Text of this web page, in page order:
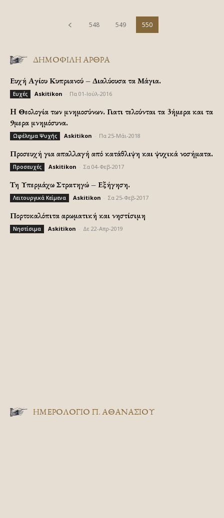
548 549 550
ΔΗΜΟΦΙΛΗ ΑΡΘΡΑ
Ευχή Αγίου Κυπριανού – Διαλύουσα τα Μάγια.
Ευχές Askitikon Πα 01-Ιούλ-2016
H Θεολογία των μνημοσύνων. Γιατι τελούνται τα 3ήμερα και τα
9μερα μνημόσυνα.
Ωφέλημα Ψυχής Askitikon Πα 25-Μάι-2018
Προσευχή για απαλλαγή από κατάθλιψη και ψυχικά νοσήματα.
Προσευχές Askitikon Σα 04-Φεβ-2017
Τη Υπερμάχω Στρατηγώ – Εξήγηση.
Λειτουργικά Κείμενα Askitikon Σα 25-Φεβ-2017
Πορτοκαλόπιτα αρωματική και νηστίσιμη
Νηστίσιμα Askitikon Δε 22-Απρ-2019
ΗΜΕΡΟΛΟΓΙΟ Π. ΑΘΑΝΑΣΙΟΥ